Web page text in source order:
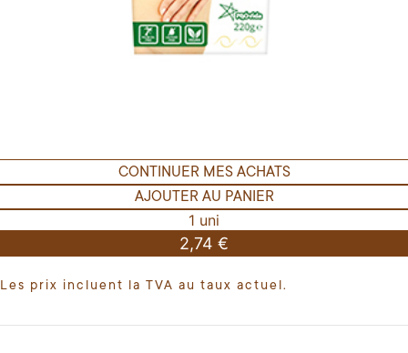
CONTINUER MES ACHATS
AJOUTER AU PANIER
1 uni
2,74 €
Les prix incluent la TVA au taux actuel.